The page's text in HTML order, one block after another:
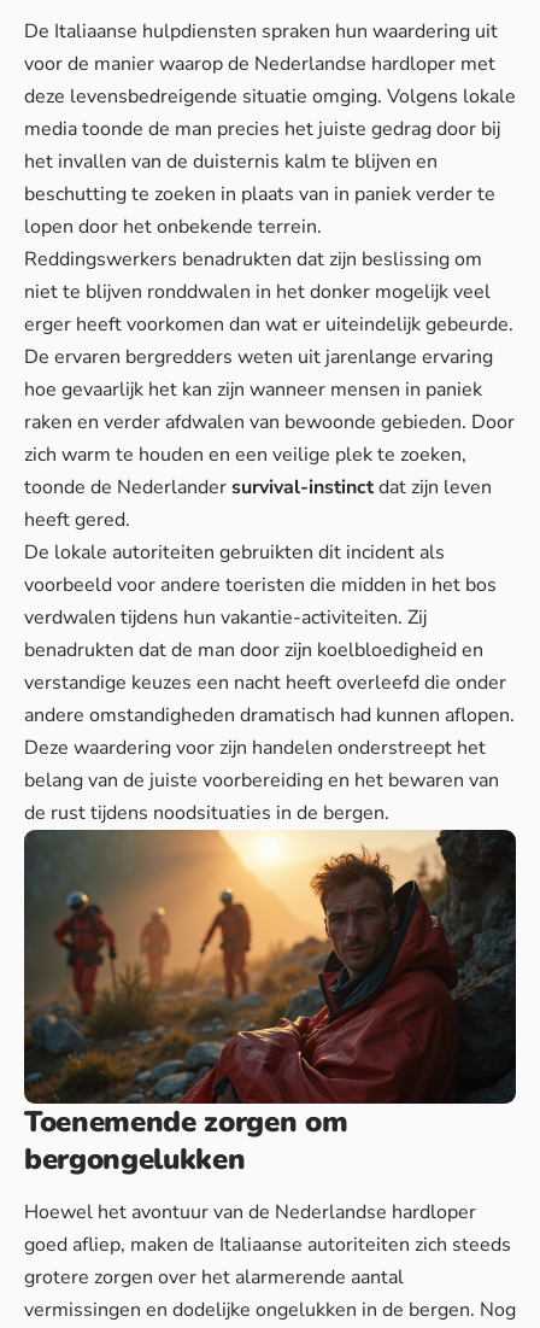
De Italiaanse hulpdiensten spraken hun waardering uit
voor de manier waarop de Nederlandse hardloper met
deze levensbedreigende situatie omging. Volgens lokale
media toonde de man precies het juiste gedrag door bij
het invallen van de duisternis kalm te blijven en
beschutting te zoeken in plaats van in paniek verder te
lopen door het onbekende terrein.
Reddingswerkers benadrukten dat zijn beslissing om
niet te blijven ronddwalen in het donker mogelijk veel
erger heeft voorkomen dan wat er uiteindelijk gebeurde.
De ervaren bergredders weten uit jarenlange ervaring
hoe gevaarlijk het kan zijn wanneer mensen in paniek
raken en verder afdwalen van bewoonde gebieden. Door
zich warm te houden en een veilige plek te zoeken,
toonde de Nederlandersurvival-instinctdat zijn leven
heeft gered.
De lokale autoriteiten gebruikten dit incident als
voorbeeld voor andere toeristen die midden in het bos
verdwalen tijdens hun vakantie-activiteiten. Zij
benadrukten dat de man door zijn koelbloedigheid en
verstandige keuzes een nacht heeft overleefd die onder
andere omstandigheden dramatisch had kunnen aflopen.
Deze waardering voor zijn handelen onderstreept het
belang van de juiste voorbereiding en het bewaren van
de rust tijdens noodsituaties in de bergen.
Toenemende zorgen om
bergongelukken
Hoewel het avontuur van de Nederlandse hardloper
goed afliep, maken de Italiaanse autoriteiten zich steeds
grotere zorgen over het alarmerende aantal
vermissingen en dodelijke ongelukken in de bergen. Nog